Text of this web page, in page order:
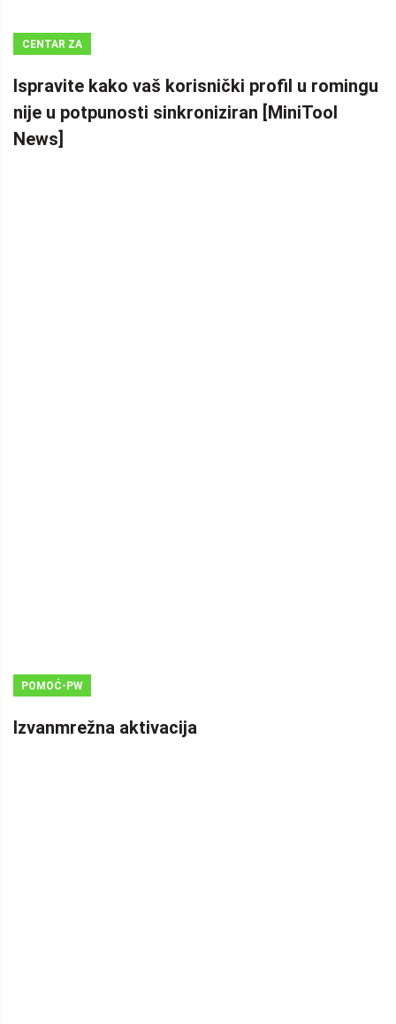
CENTAR ZA
MINITOOL
Ispravite kako vaš korisnički profil u romingu
nije u potpunosti sinkroniziran [MiniTool
News]
POMOĆ-PW
Izvanmrežna aktivacija